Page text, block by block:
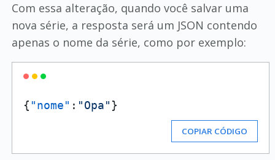
Com essa alteração, quando você salvar uma
nova série, a resposta será um JSON contendo
apenas o nome da série, como por exemplo:
{ "nome" : "Opa" }
COPIAR CÓDIGO